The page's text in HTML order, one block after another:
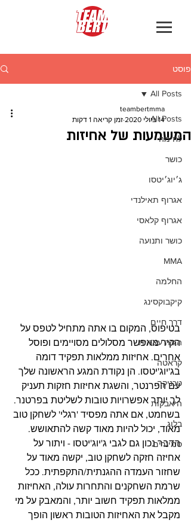
פוסט
All Posts
לחימה
כושר
ג׳יוג׳יטסו
אגרוף תאילנדי
אגרוף קלאסי
כושר ותנועה
MMA
החלמה
קיקבוקסינג
דרך חיים
הגנה עצמית
קראטה
טכניקה
היאבקות
בלוג
סמינרים
All Posts
המשמעות של אחיזות
teambertmma
14 ביולי 2020
זמן קריאה 1 דקות
בטיפוס, המקום בו אתה מתחיל לטפס על
הקיר מאפשר מסלולים מסויימים ופוסל
אחרים. אחיזות ממלאות תפקיד דומה
בג'יוג'יטסו. הן נקודת המגע הראשונה שלך
עם הפרנטר, והשגת אחיזות חזקות תעניק
לך יותר אפשרויות טובות לשליטת בפרטנר.
בשחמט, אם אתה מפסיד 'רגלי' לשחקן טוב
מאוד, יכול להיות מאוד קשה להתאושש.
הדבר נכון גם לגבי ג'יוג'יטסו - ויתור על
אחיזה חזקה לשחקן טוב, יקשה מאוד על
שחזור העמדה ההגנתית/התקפתית. ככל
שרמת השחקנים והתחרות עולה, האחיזות
ממלאות תפקיד חשוב יותר, והמאבק על מי
מקבל את האחיזות הטובות ראשון הופך